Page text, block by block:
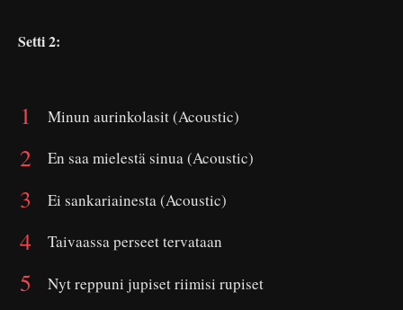
Setti 2:
Minun aurinkolasit (Acoustic)
En saa mielestä sinua (Acoustic)
Ei sankariainesta (Acoustic)
Taivaassa perseet tervataan
Nyt reppuni jupiset riimisi rupiset